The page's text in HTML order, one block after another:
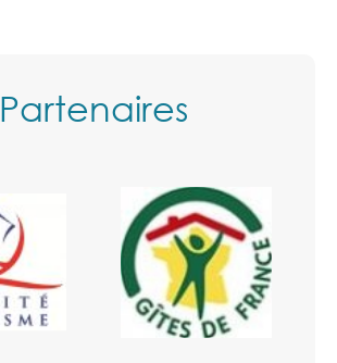
Partenaires